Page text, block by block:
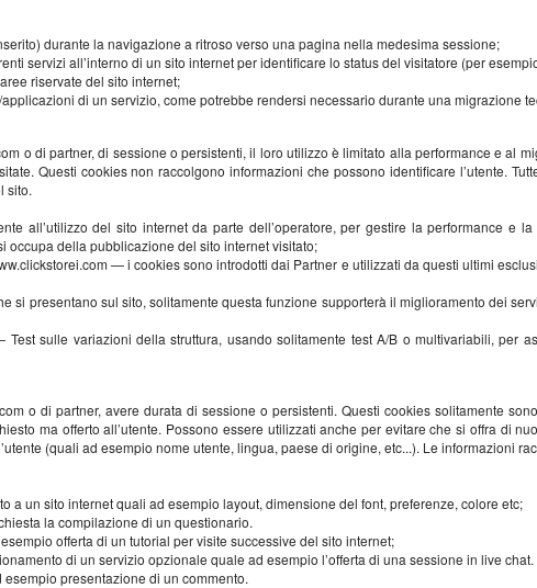
durante la navigazione a ritroso verso una pagina nella medesima sessione;
servizi all’interno di un sito internet per identificare lo status del visitatore (per
riservate del sito internet;
di un servizio, come potrebbe rendersi necessario durante una migrazione
o di partner, di sessione o persistenti, il loro utilizzo è limitato alla performance e al
Questi cookies non raccolgono informazioni che possono identificare l’utente.
sito.
all’utilizzo del sito internet da parte dell’operatore, per gestire la performance e
occupa della pubblicazione del sito internet visitato;
— i cookies sono introdotti dai Partner e utilizzati da questi ultimi
si presentano sul sito, solitamente questa funzione supporterà il miglioramento dei
sulle variazioni della struttura, usando solitamente test A/B o multivariabili, per
o di partner, avere durata di sessione o persistenti. Questi cookies solitamente
ma offerto all’utente. Possono essere utilizzati anche per evitare che si offra di
(quali ad esempio nome utente, lingua, paese di origine, etc...). Le informazioni
a un sito internet quali ad esempio layout, dimensione del font, preferenze, colore etc;
la compilazione di un questionario.
offerta di un tutorial per visite successive del sito internet;
di un servizio opzionale quale ad esempio l’offerta di una sessione in live chat.
presentazione di un commento.